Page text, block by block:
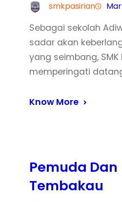
smkpasirian Mar
Sebagai sekolah
sadar akan
yang seimbang, SMK
memperingati
Know More
Pemuda Dan
Tembakau